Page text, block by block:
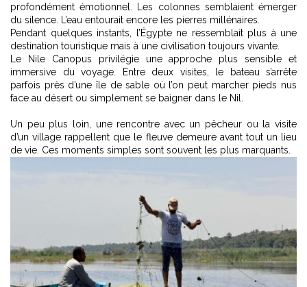
profondément émotionnel. Les colonnes semblaient émerger
du silence. L’eau entourait encore les pierres millénaires.
Pendant quelques instants, l’Égypte ne ressemblait plus à une
destination touristique mais à une civilisation toujours vivante.
Le Nile Canopus privilégie une approche plus sensible et
immersive du voyage. Entre deux visites, le bateau s’arrête
parfois près d’une île de sable où l’on peut marcher pieds nus
face au désert ou simplement se baigner dans le Nil.
Un peu plus loin, une rencontre avec un pêcheur ou la visite
d’un village rappellent que le fleuve demeure avant tout un lieu
de vie. Ces moments simples sont souvent les plus marquants.